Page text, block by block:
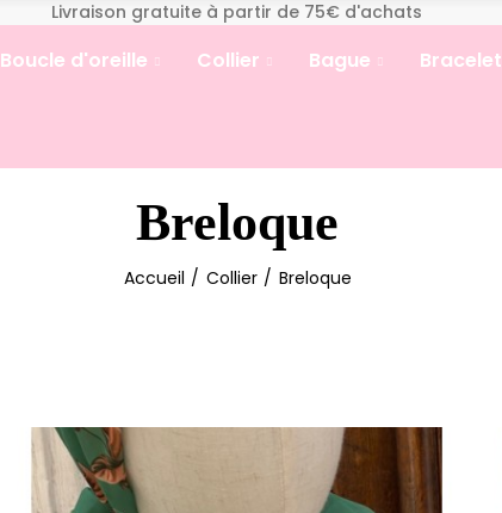
Livraison gratuite à partir de 75€ d'achats
Boucle d'oreille Collier Bague Bracelet
Breloque
Accueil Collier Breloque